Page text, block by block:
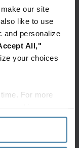
our site
like to use
and personalize
All,"
your choices
For more
l'information
Mountain
Et Cloud
Des